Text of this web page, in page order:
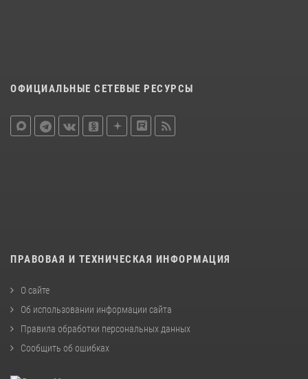
ОФИЦИАЛЬНЫЕ СЕТЕВЫЕ РЕСУРСЫ
ПРАВОВАЯ И ТЕХНИЧЕСКАЯ ИНФОРМАЦИЯ
О сайте
Об использовании информации сайта
Правила обработки персональных данных
Сообщить об ошибках